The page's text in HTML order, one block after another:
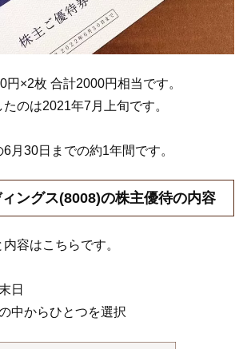
×2枚 合計2000円相当です。
のは2021年7月上旬です。
月30日までの約1年間です。
ングス(8008)の株主優待の内容
容はこちらです。
日
中からひとつを選択